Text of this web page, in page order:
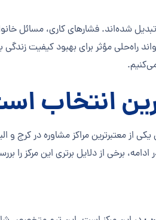
تبدیل شده‌اند. فشارهای کاری،
راه‌حلی مؤثر برای بهبود کیفیت زندگی
انتخاب
معتبرترین مراکز مشاوره در کرج و
برخی از دلایل برتری این مرکز را